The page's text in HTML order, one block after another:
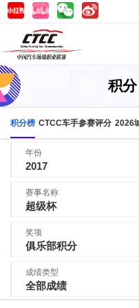
积
积分榜 CTCC车手参赛评分 2026
年份
2017
赛事名称
超级杯
奖项
俱乐部积分
成绩类型
全部成绩